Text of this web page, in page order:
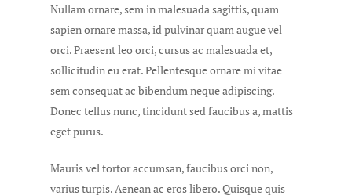
Nullam ornare, sem in malesuada sagittis, quam
sapien ornare massa, id pulvinar quam augue vel
orci. Praesent leo orci, cursus ac malesuada et,
sollicitudin eu erat. Pellentesque ornare mi vitae
sem consequat ac bibendum neque adipiscing.
Donec tellus nunc, tincidunt sed faucibus a, mattis
eget purus.
Mauris vel tortor accumsan, faucibus orci non,
varius turpis. Aenean ac eros libero. Quisque quis